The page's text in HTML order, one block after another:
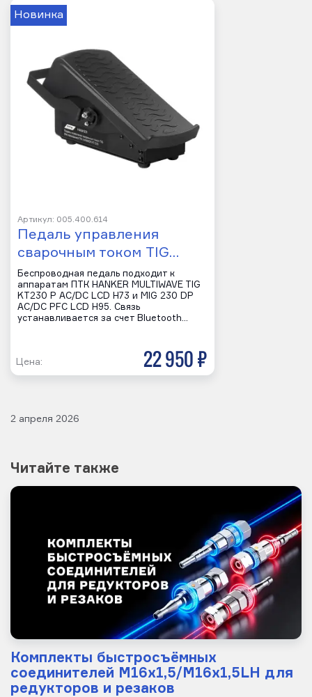
Новинка
Артикул: 005.400.614
Педаль управления
сварочным током TIG…
Беспроводная педаль подходит к
аппаратам ПТК HANKER MULTIWAVE TIG
KT230 P AC/DC LCD H73 и MIG 230 DP
AC/DC PFC LCD H95. Связь
устанавливается за счет Bluetooth…
Цена: 22 950 р
2 апреля 2026
Читайте также
Комплекты быстросъёмных
соединителей М16х1,5/М16х1,5LH для
редукторов и резаков